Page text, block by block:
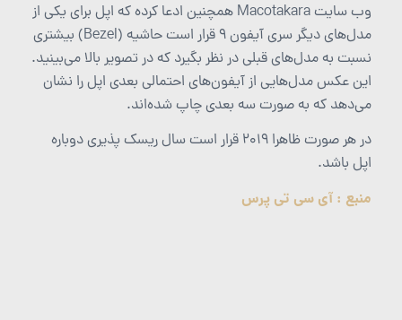
وب سایت Macotakara همچنین ادعا کرده که اپل برای یکی از
مدل‌های دیگر سری آیفون 9 قرار است حاشیه (Bezel) بیشتری
نسبت به مدل‌های قبلی در نظر بگیرد که در تصویر بالا می‌بینید.
این عکس مدل‌هایی از آیفون‌های احتمالی بعدی اپل را نشان
می‌دهد که به صورت سه بعدی چاپ شده‌اند.
در هر صورت ظاهرا 2019 قرار است سال ریسک پذیری دوباره
اپل باشد.
منبع : آی سی تی پرس